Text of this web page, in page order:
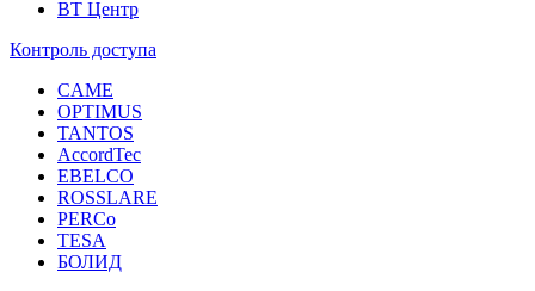
ВТ Центр
Контроль доступа
CAME
OPTIMUS
TANTOS
AccordTec
EBELCO
ROSSLARE
PERCo
TESA
БОЛИД